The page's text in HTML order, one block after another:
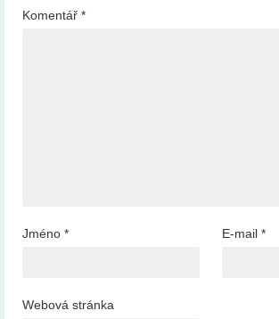
Komentář *
Jméno * E-mail *
Webová stránka